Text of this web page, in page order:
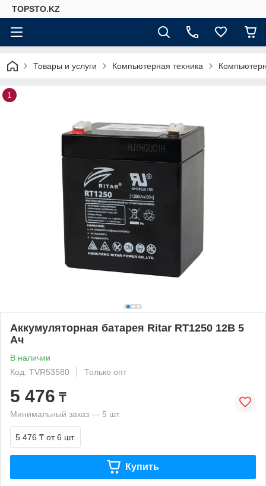
TOPSTO.KZ
Товары и услуги Компьютерная техника
1
Аккумуляторная батарея Ritar RT1250 12В 5
Ач
В наличии
Код: TVR53580
Только опт
5 476 ₸
Минимальный заказ — 5 шт.
5 476 ₸ от 6 шт.
Купить